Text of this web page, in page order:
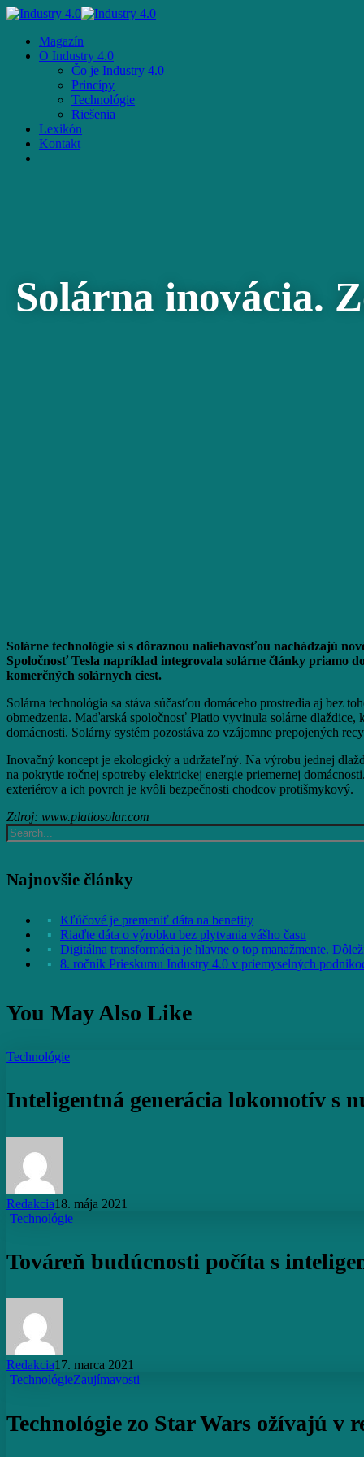
Skip
main
content
Menu
Magazín
O Industry 4.0
Čo je Industry 4.0
Princípy
Technológie
Riešenia
Lexikón
Kontakt
Solárna inovácia.
Solárne technológie si s dôraznou naliehavosťou nachádzajú
Spoločnosť Tesla napríklad integrovala solárne články priamo
komerčných solárnych ciest.
Solárna technológia sa stáva súčasťou domáceho prostredia aj bez
obmedzenia. Maďarská spoločnosť Platio vyvinula solárne
domácnosti. Solárny systém pozostáva zo vzájomne prepojených
Inovačný koncept je ekologický a udržateľný. Na výrobu jednej
na pokrytie ročnej spotreby elektrickej energie priemernej
exteriérov a ich povrch je kvôli bezpečnosti chodcov protišmykový.
Zdroj: www.platiosolar.com
Najnovšie články
Kľúčové je premeniť dáta na benefity
Riaďte dáta o výrobku bez plytvania vášho času
Digitálna transformácia je hlavne o top manažmente.
8. ročník Prieskumu Industry 4.0 v priemyselných
You May Also Like
TechnológieInteligentná
s
nulovými
Inteligentná generácia lokomotív s
Redakcia18. mája 2021
TechnológieTováreň
s
Továreň budúcnosti počíta s
Redakcia17. marca 2021
TechnológieZaujímavosti
Wars
Technológie zo Star Wars ožívajú v